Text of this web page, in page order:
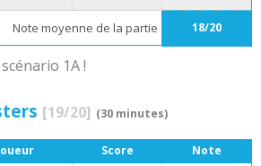
Note moyenne de la partie 18/20
1A !
[19/20] (30 minutes)
Score Note